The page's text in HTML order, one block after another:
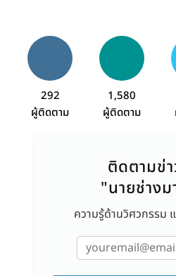
292
ผู้ติดตาม
1,580
ผู้ติดตาม
ติดตามข่
"นายช่าง
ความรู้ด้านวิศวกรรม